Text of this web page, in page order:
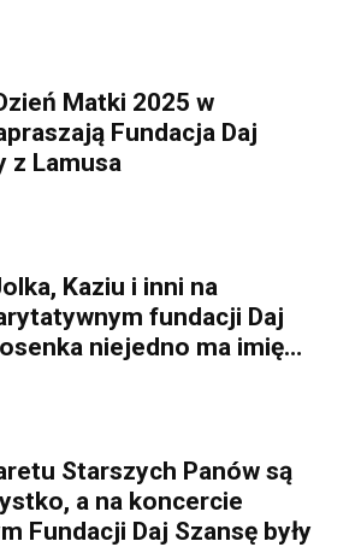
Matki 2025 w
Fundacja Daj
z Lamusa
Kaziu i inni na
fundacji Daj
niejedno ma imię…
Starszych Panów są
a na koncercie
Fundacji Daj Szansę były